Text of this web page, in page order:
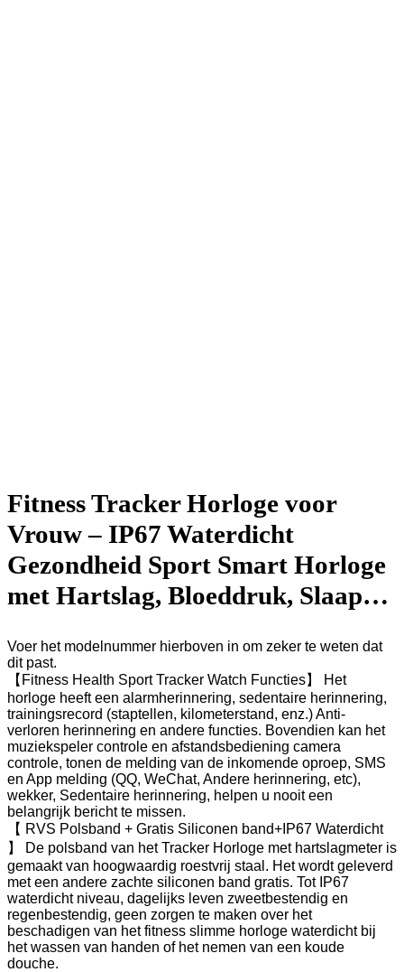
Fitness Tracker Horloge voor
Vrouw – IP67 Waterdicht
Gezondheid Sport Smart Horloge
met Hartslag, Bloeddruk, Slaap…
Voer het modelnummer hierboven in om zeker te weten dat
dit past.
【Fitness Health Sport Tracker Watch Functies】 Het
horloge heeft een alarmherinnering, sedentaire herinnering,
trainingsrecord (staptellen, kilometerstand, enz.) Anti-
verloren herinnering en andere functies. Bovendien kan het
muziekspeler controle en afstandsbediening camera
controle, tonen de melding van de inkomende oproep, SMS
en App melding (QQ, WeChat, Andere herinnering, etc),
wekker, Sedentaire herinnering, helpen u nooit een
belangrijk bericht te missen.
【 RVS Polsband + Gratis Siliconen band+IP67 Waterdicht
】 De polsband van het Tracker Horloge met hartslagmeter is
gemaakt van hoogwaardig roestvrij staal. Het wordt geleverd
met een andere zachte siliconen band gratis. Tot IP67
waterdicht niveau, dagelijks leven zweetbestendig en
regenbestendig, geen zorgen te maken over het
beschadigen van het fitness slimme horloge waterdicht bij
het wassen van handen of het nemen van een koude
douche.